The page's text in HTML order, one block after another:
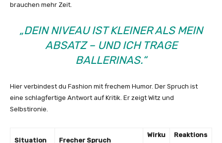
brauchen mehr Zeit.
„DEIN NIVEAU IST KLEINER ALS MEIN
ABSATZ – UND ICH TRAGE
BALLERINAS.“
Hier verbindest du Fashion mit frechem Humor. Der Spruch ist
eine schlagfertige Antwort auf Kritik. Er zeigt Witz und
Selbstironie.
Situation Frecher Spruch
Wirku
Reaktions